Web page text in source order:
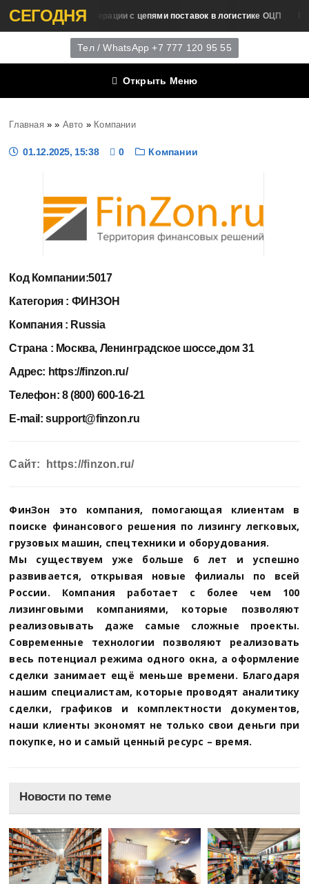
СЕГОДНЯ
Логистики Операции с цепями поставок в логистике ОЦП
Тел / WhatsApp +7 777 120 95 55
Открыть Меню
Главная »» Авто » Компании
01.12.2025, 15:38 0 Компании
Код Компании:5017
Категория : ФИНЗОН
Компания : Russia
Страна : Москва, Ленинградское шоссе,дом 31
Адрес: https://finzon.ru/
Телефон: 8 (800) 600-16-21
E-mail: support@finzon.ru
Сайт: https://finzon.ru/
ФинЗон это компания, помогающая клиентам в
поиске финансового решения по лизингу легковых,
грузовых машин, спецтехники и оборудования.
Мы существуем уже больше 6 лет и успешно
развивается, открывая новые филиалы по всей
России. Компания работает с более чем 100
лизинговыми компаниями, которые позволяют
реализовывать даже самые сложные проекты.
Современные технологии позволяют реализовать
весь потенциал режима одного окна, а оформление
сделки занимает ещё меньше времени. Благодаря
нашим специалистам, которые проводят аналитику
сделки, графиков и комплектности документов,
наши клиенты экономят не только свои деньги при
покупке, но и самый ценный ресурс – время.
Новости по теме